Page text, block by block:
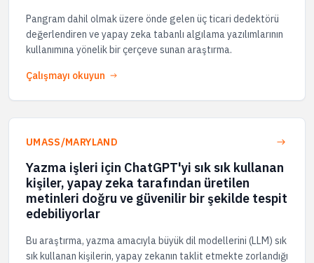
Pangram dahil olmak üzere önde gelen üç ticari dedektörü
değerlendiren ve yapay zeka tabanlı algılama yazılımlarının
kullanımına yönelik bir çerçeve sunan araştırma.
Çalışmayı okuyun
UMASS/MARYLAND
Yazma işleri için ChatGPT'yi sık sık kullanan
kişiler, yapay zeka tarafından üretilen
metinleri doğru ve güvenilir bir şekilde tespit
edebiliyorlar
Bu araştırma, yazma amacıyla büyük dil modellerini (LLM) sık
sık kullanan kişilerin, yapay zekanın taklit etmekte zorlandığı